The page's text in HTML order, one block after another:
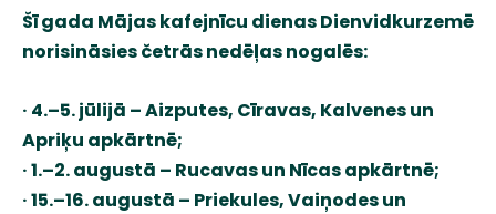
Šī gada Mājas kafejnīcu dienas Dienvidkurzemē
norisināsies četrās nedēļas nogalēs:
· 4.–5. jūlijā – Aizputes, Cīravas, Kalvenes un
Apriķu apkārtnē;
· 1.–2. augustā – Rucavas un Nīcas apkārtnē;
· 15.–16. augustā – Priekules, Vaiņodes un